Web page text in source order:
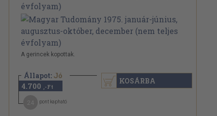
A gerincek kopottak.
Állapot: Jó
4.700 ,-Ft
pont kapható
KOSÁRBA